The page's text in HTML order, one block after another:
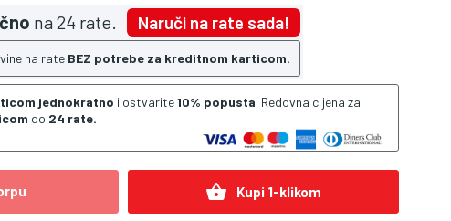
na 24 rate. Naruči na rate sada!
na rate BEZ potrebe za kreditnom karticom.
jednokratno i ostvarite10% popusta. Redovna cijena za
do 24 rate.
shopping_basket Kupi 1-klikom